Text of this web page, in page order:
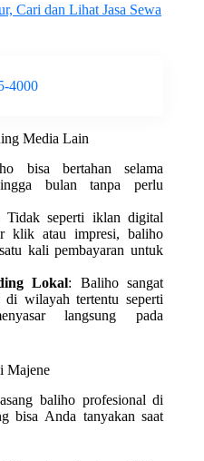
Cari dan Lihat Jasa Sewa
4000
Media Lain
bisa bertahan selama
bulan tanpa perlu
Tidak seperti iklan digital
klik atau impresi, baliho
kali pembayaran untuk
Lokal: Baliho sangat
wilayah tertentu seperti
langsung pada
Majene
baliho profesional di
bisa Anda tanyakan saat